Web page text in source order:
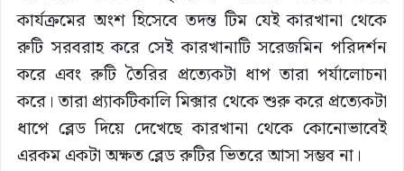
কার্যক্রমের অংশ হিসেবে তদন্ত টিম যেই কারখানা থেকে
রুটি সরবরাহ করে সেই কারখানাটি সরেজমিন পরিদর্শন
করে এবং রুটি তৈরির প্রত্যেকটা ধাপ তারা পর্যালোচনা
করে। তারা প্র্যাকটিকালি মিক্সার থেকে শুরু করে প্রত্যেকটা
ধাপে ব্লেড দিয়ে দেখেছে কারখানা থেকে কোনোভাবেই
এরকম একটা অক্ষত ব্লেড রুটির ভিতরে আসা সম্ভব না।